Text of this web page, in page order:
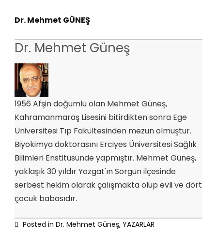
Dr. Mehmet GÜNEŞ
Dr. Mehmet Güneş
1956 Afşin doğumlu olan Mehmet Güneş,
Kahramanmaraş Lisesini bitirdikten sonra Ege
Üniversitesi Tıp Fakültesinden mezun olmuştur.
Biyokimya doktorasını Erciyes Üniversitesi Sağlık
Bilimleri Enstitüsünde yapmıştır. Mehmet Güneş,
yaklaşık 30 yıldır Yozgat'ın Sorgun ilçesinde
serbest hekim olarak çalışmakta olup evli ve dört
çocuk babasıdır.
Posted in Dr. Mehmet Güneş, YAZARLAR